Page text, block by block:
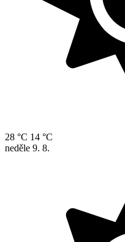
28 °C 14 °C
neděle 9. 8.